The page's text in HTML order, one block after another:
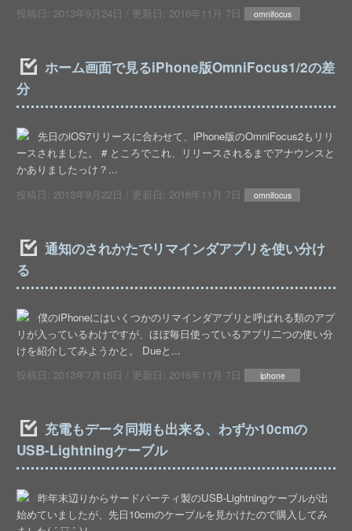
投稿日: 2013年9月24日 / 更新日: 2016年11月 7日 omnifocus
ホーム画面で見るiPhone版OmniFocus1/2の差
分
先日のiOS7リリースに合わせて、iPhone版のOmniFocus2もリリ
ースされました。 # ところでこれ、リリースされるまでアナウンスと
かありましたっけ？...
投稿日: 2013年9月22日 / 更新日: 2016年11月 7日 omnifocus
通知のされかたでリマインダアプリを使い分け
る
僕のiPhoneにはいくつかのリマインダアプリと呼ばれる類のアプ
リが入っているわけですが、ほぼ毎日使っているアプリ二つの使い分
けを紹介してみようかと。 Dueと...
投稿日: 2013年7月15日 / 更新日: 2016年11月 7日 iphone
充電もデータ同期も出来る、わずか10cmの
USB-Lightningケーブル
昨年末辺りからサードパーティ製のUSB-Lightningケーブルが出
始めていましたが、先日10cmのケーブルを見かけたので購入してみ